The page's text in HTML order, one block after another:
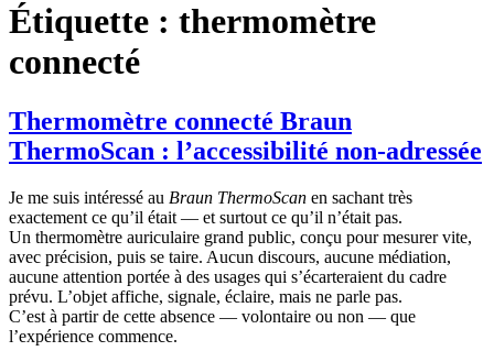
Étiquette : thermomètre
connecté
Thermomètre connecté Braun
ThermoScan : l’accessibilité non-adressée
Je me suis intéressé au Braun ThermoScan en sachant très
exactement ce qu’il était — et surtout ce qu’il n’était pas.
Un thermomètre auriculaire grand public, conçu pour mesurer vite,
avec précision, puis se taire. Aucun discours, aucune médiation,
aucune attention portée à des usages qui s’écarteraient du cadre
prévu. L’objet affiche, signale, éclaire, mais ne parle pas.
C’est à partir de cette absence — volontaire ou non — que
l’expérience commence.